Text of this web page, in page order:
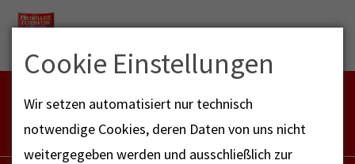
Menu
FEUERWEHR NOTFALL-RETTUNGSDIENST
112
Cookie Einstellungen
Wir setzen automatisiert nur technisch
notwendige Cookies, deren Daten von uns nicht
weitergegeben werden und ausschließlich zur